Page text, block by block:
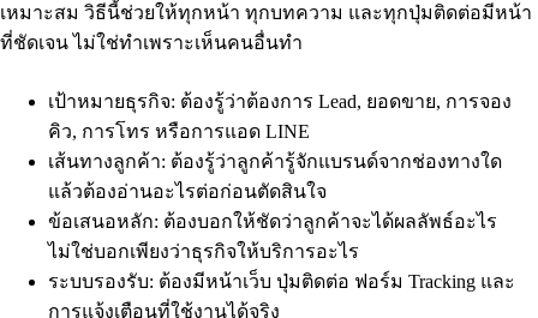
เหมาะสม วิธีนี้ช่วยให้ทุกหน้า ทุกบทความ และทุกปุ่มติดต่อมีหน้า
ที่ชัดเจน ไม่ใช่ทำเพราะเห็นคนอื่นทำ
เป้าหมายธุรกิจ: ต้องรู้ว่าต้องการ Lead, ยอดขาย, การจอง
คิว, การโทร หรือการแอด LINE
เส้นทางลูกค้า: ต้องรู้ว่าลูกค้ารู้จักแบรนด์จากช่องทางใด
แล้วต้องอ่านอะไรต่อก่อนตัดสินใจ
ข้อเสนอหลัก: ต้องบอกให้ชัดว่าลูกค้าจะได้ผลลัพธ์อะไร
ไม่ใช่บอกเพียงว่าธุรกิจให้บริการอะไร
ระบบรองรับ: ต้องมีหน้าเว็บ ปุ่มติดต่อ ฟอร์ม Tracking และ
การแจ้งเตือนที่ใช้งานได้จริง